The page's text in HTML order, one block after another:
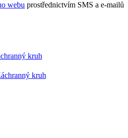
webu prostřednictvím SMS a e-mailů
kruh